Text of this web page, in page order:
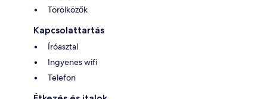
Törölközők
Kapcsolattartás
Íróasztal
Ingyenes wifi
Telefon